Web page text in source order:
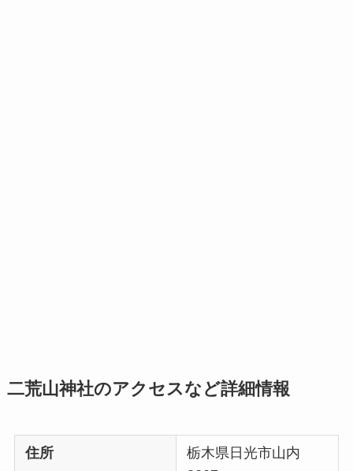
二荒山神社のアクセスなど詳細情報
住所
栃木県日光市山内